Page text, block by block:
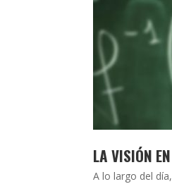
LA VISIÓN
A lo largo del